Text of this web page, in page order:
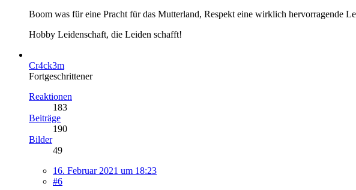
Boom was für eine Pracht für das Mutterland, Respekt eine wirklich hervorragende
Hobby Leidenschaft, die Leiden schafft!
Cr4ck3m
Fortgeschrittener
Reaktionen
183
Beiträge
190
Bilder
49
16. Februar 2021 um 18:23
#6